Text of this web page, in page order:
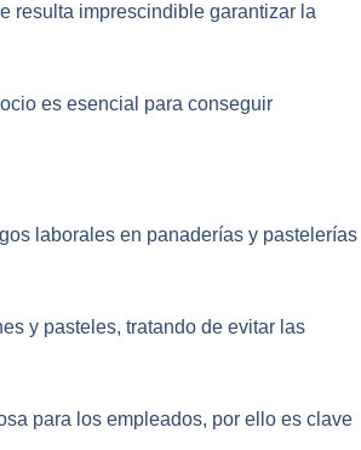
resulta imprescindible garantizar la
es esencial para conseguir
laborales en panaderías y pastelerías
y pasteles, tratando de evitar las
para los empleados, por ello es clave